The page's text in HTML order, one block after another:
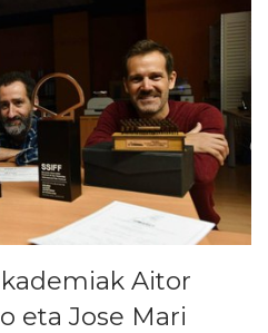
Aitor
eta Jose Mari